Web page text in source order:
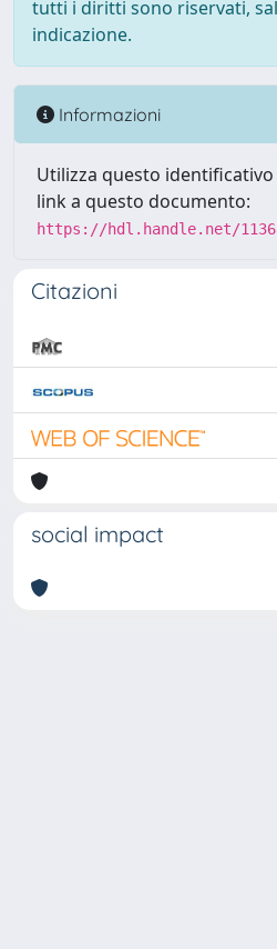
tutti i diritti sono riservati,
indicazione.
Informazioni
Utilizza questo
link a questo documento:
https://hdl.handle.net/
Citazioni
social impact